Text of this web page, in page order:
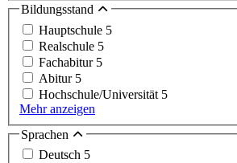
Bildungsstand
Hauptschule 5
Realschule 5
Fachabitur 5
Abitur 5
Hochschule/Universität 5
Mehr anzeigen
Sprachen
Deutsch 5